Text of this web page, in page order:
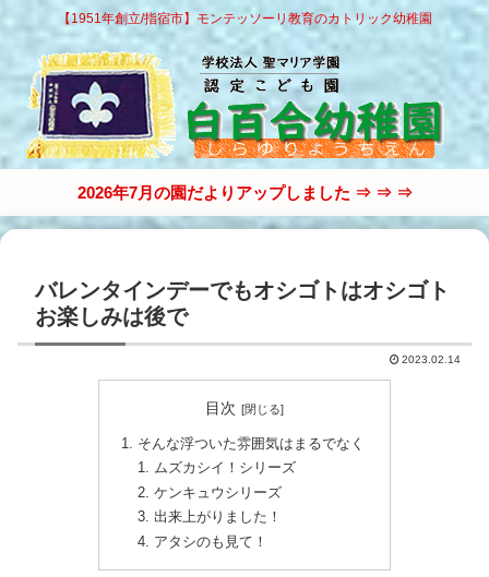
【1951年創立/指宿市】モンテッソーリ教育のカトリック幼稚園
2026年7月の園だよりアップしました ⇒ ⇒ ⇒
バレンタインデーでもオシゴトはオシゴト
お楽しみは後で
2023.02.14
目次
そんな浮ついた雰囲気はまるでなく
ムズカシイ！シリーズ
ケンキュウシリーズ
出来上がりました！
アタシのも見て！